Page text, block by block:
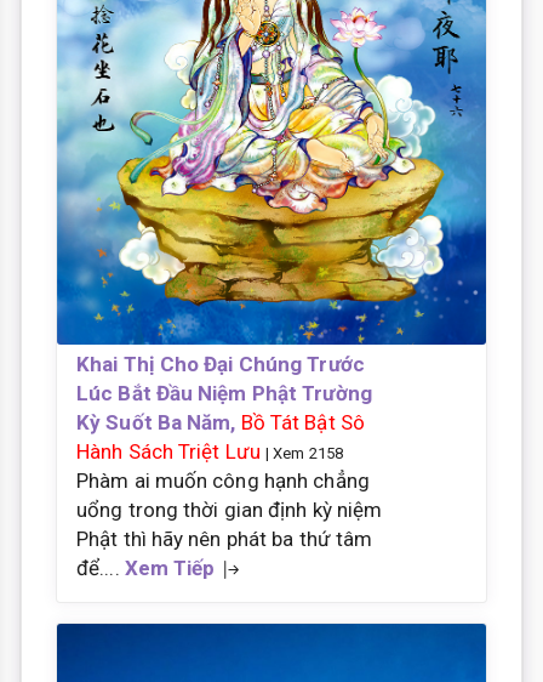
Khai Thị Cho Đại Chúng Trước
Lúc Bắt Đầu Niệm Phật Trường
Kỳ Suốt Ba Năm, Bồ Tát Bật Sô
Hành Sách Triệt Lưu | Xem 2158
Phàm ai muốn công hạnh chẳng
uổng trong thời gian định kỳ niệm
Phật thì hãy nên phát ba thứ tâm
để.... Xem Tiếp